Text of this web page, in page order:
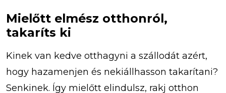
Mielőtt elmész otthonról,
takaríts ki
Kinek van kedve otthagyni a szállodát azért,
hogy hazamenjen és nekiállhasson takarítani?
Senkinek. Így mielőtt elindulsz, rakj otthon